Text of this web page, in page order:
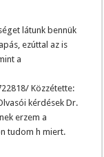
látunk bennük
ezúttal az is
a
Közzétette:
kérdések Dr.
erzem a
tudom h miert.